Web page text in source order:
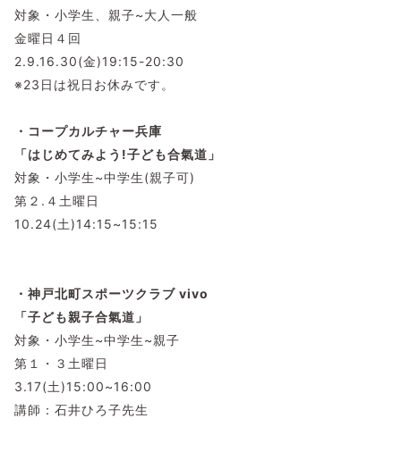
対象・小学生、親子~大人一般
金曜日４回
2.9.16.30(金)19:15-20:30
※23日は祝日お休みです。
・コープカルチャー兵庫
「はじめてみよう!子ども合氣道」
対象・小学生~中学生(親子可)
第２.４土曜日
10.24(土)14:15~15:15
・神戸北町スポーツクラブ vivo
「子ども親子合氣道」
対象・小学生~中学生~親子
第１・３土曜日
3.17(土)15:00~16:00
講師：石井ひろ子先生